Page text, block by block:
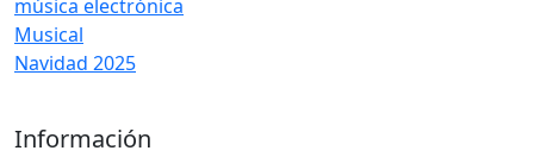
música electrónica
Musical
Navidad 2025
Información